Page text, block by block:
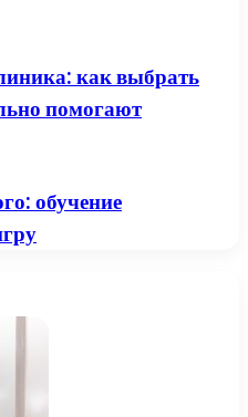
как выбрать
помогают
обучение